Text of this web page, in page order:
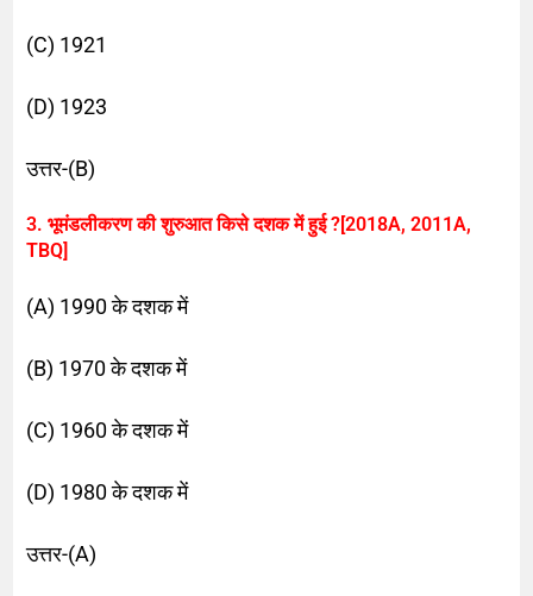
(C) 1921
(D) 1923
उत्तर-(B)
3. भूमंडलीकरण की शुरुआत किसे दशक में हुई ?[2018A, 2011A,
TBQ]
(A) 1990 के दशक में
(B) 1970 के दशक में
(C) 1960 के दशक में
(D) 1980 के दशक में
उत्तर-(A)